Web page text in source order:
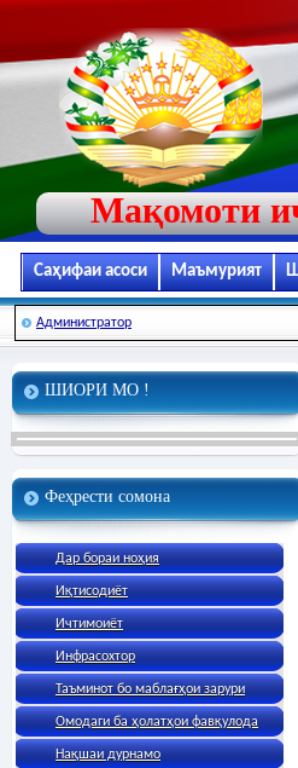
Мақомоти
Саҳифаи асоси Маъмурият
Администратор
ШИОРИ МО !
Феҳрести сомона
Дар бораи ноҳия
Иқтисодиёт
Ичтимоиёт
Инфрасохтор
Таъминот бо маблағҳои зарури
Омодаги ба ҳолатҳои фавқулода
Нақшаи дурнамо